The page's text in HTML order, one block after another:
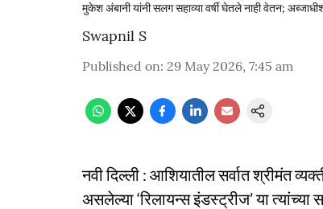
मुकेश अंबानी यांनी सलग सहाव्या वर्षी घेतले नाही वेतन;
Swapnil S
Published on: 29 May 2026, 7:45 am
नवी दिल्ली : आशियातील सर्वात श्रीमंत
असलेल्या ‘रिलायन्स इंडस्ट्रीज’ या